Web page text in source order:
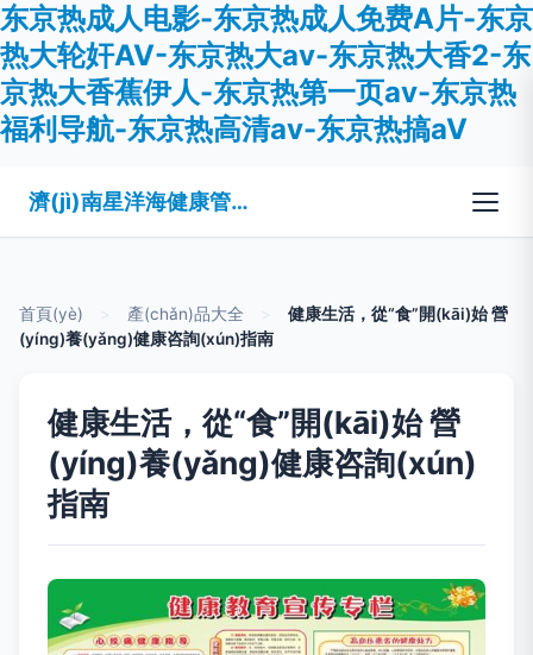
东京热成人电影-东京热成人免费A片-东京
热大轮奸AV-东京热大av-东京热大香2-东
京热大香蕉伊人-东京热第一页av-东京热
福利导航-东京热高清av-东京热搞aV
濟(jì)南星洋海健康管理有限公司
首頁(yè) 產(chǎn)品大全
健康生活，從“食”開(kāi)始 營
(yíng)養(yǎng)健康咨詢(xún)指南
健康生活，從“食”開(kāi)始 營
(yíng)養(yǎng)健康咨詢(xún)
指南